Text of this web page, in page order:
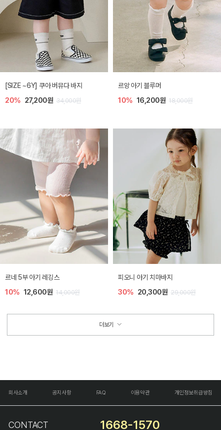
[SIZE ~6Y] 쿠아 버뮤다 바지
20% 27,200원 34,000원
르앙 아기 블루머
10% 16,200원 18,000원
르네 5부 아기 레깅스
10% 12,600원 14,000원
피오니 아기 치마바지
30% 20,300원 29,000원
더보기
회사소개 공지사항 FAQ 이용약관 개인정보취급방침
CONTACT 1668-1570